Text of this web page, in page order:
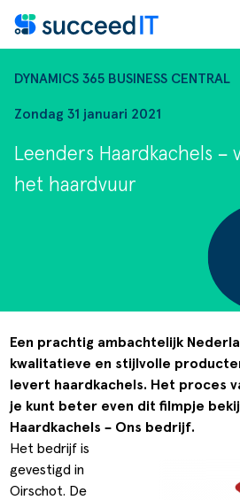
Central
Blogs & Nieuws
Webinars & Events
Downloads
Klantcases
Business Central
SucceedIT
aanpak
klanten
team
DYNAMICS 365 BUSINESS CENTRAL
Zondag 31 januari 2021
Leenders Haardkachels –
het haardvuur
Een prachtig ambachtelijk
kwalitatieve en stijlvolle
levert haardkachels. Het proces
je kunt beter even dit filmpje
Haardkachels – Ons bedrijf.
Het bedrijf is
gevestigd in
Oirschot. De